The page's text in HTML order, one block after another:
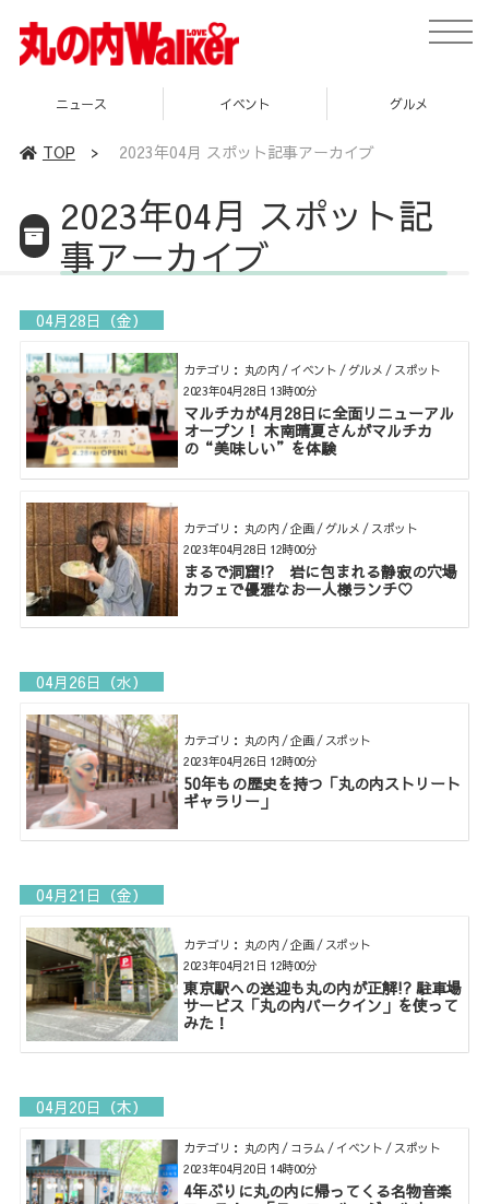
toggle
ニュース イベント グルメ
TOP > 2023年04月 スポット記事アーカイブ
2023年04月 スポット記
事アーカイブ
04月28日（金）
カテゴリ： 丸の内 / イベント / グルメ / スポット
マルチカが4月28日に全面リニューアル
オープン！ 木南晴夏さんがマルチカ
の“美味しい”を体験
2023年04月28日 13時00分
カテゴリ： 丸の内 / 企画 / グルメ / スポット
まるで洞窟!? 岩に包まれる静寂の穴場
カフェで優雅なお一人様ランチ♡
2023年04月28日 12時00分
04月26日（水）
カテゴリ： 丸の内 / 企画 / スポット
50年もの歴史を持つ「丸の内ストリート
ギャラリー」
2023年04月26日 12時00分
04月21日（金）
カテゴリ： 丸の内 / 企画 / スポット
東京駅への送迎も丸の内が正解!? 駐車場
サービス「丸の内パークイン」を使って
みた！
2023年04月21日 12時00分
04月20日（木）
カテゴリ： 丸の内 / コラム / イベント / スポット
4年ぶりに丸の内に帰ってくる名物音楽
2023年04月20日 14時00分